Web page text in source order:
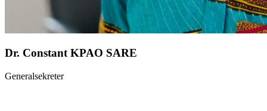
Dr. Constant KPAO SARE
Generalsekreter